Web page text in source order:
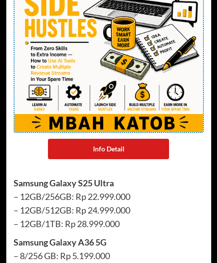
Info Detail
Samsung Galaxy S25 Ultra
– 12GB/256GB: Rp 22.999.000
– 12GB/512GB: Rp 24.999.000
– 12GB/1TB: Rp 28.999.000
Samsung Galaxy A36 5G
– 8/256 GB: Rp 5.199.000